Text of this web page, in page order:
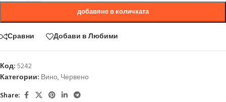
добавяне в количката
Сравни Добави в Любими
Код:5242
Категории: Вино,Червено
Share: